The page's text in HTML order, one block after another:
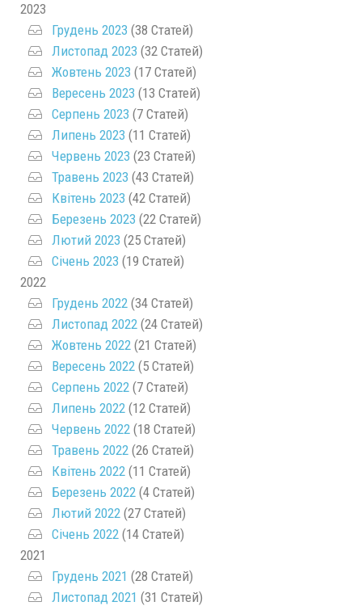
2023
Грудень 2023 (38 Статей)
Листопад 2023 (32 Статей)
Жовтень 2023 (17 Статей)
Вересень 2023 (13 Статей)
Серпень 2023 (7 Статей)
Липень 2023 (11 Статей)
Червень 2023 (23 Статей)
Травень 2023 (43 Статей)
Квітень 2023 (42 Статей)
Березень 2023 (22 Статей)
Лютий 2023 (25 Статей)
Січень 2023 (19 Статей)
2022
Грудень 2022 (34 Статей)
Листопад 2022 (24 Статей)
Жовтень 2022 (21 Статей)
Вересень 2022 (5 Статей)
Серпень 2022 (7 Статей)
Липень 2022 (12 Статей)
Червень 2022 (18 Статей)
Травень 2022 (26 Статей)
Квітень 2022 (11 Статей)
Березень 2022 (4 Статей)
Лютий 2022 (27 Статей)
Січень 2022 (14 Статей)
2021
Грудень 2021 (28 Статей)
Листопад 2021 (31 Статей)